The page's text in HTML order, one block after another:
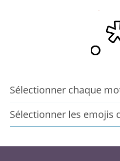
Sélectionner chaque
Sélectionner les emojis